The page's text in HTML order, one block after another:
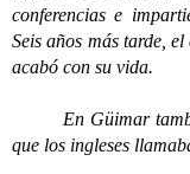
conferencias e
Seis años más tarde,
acabó con su vida.
En Güimar
que los ingleses